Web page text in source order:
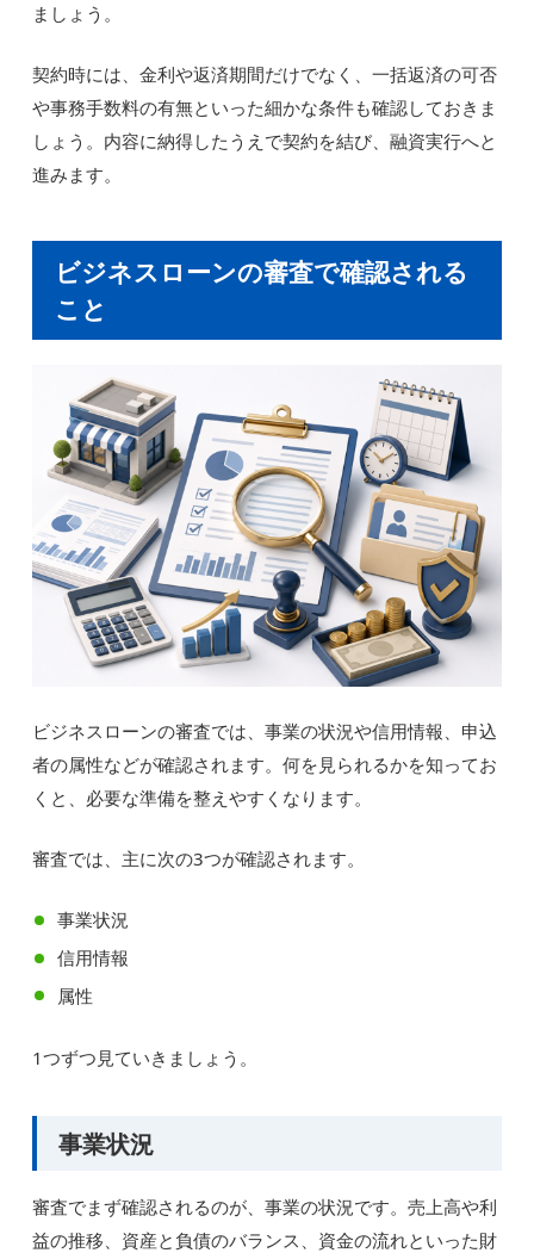
ましょう。
契約時には、金利や返済期間だけでなく、一括返済の可否
や事務手数料の有無といった細かな条件も確認しておきま
しょう。内容に納得したうえで契約を結び、融資実行へと
進みます。
ビジネスローンの審査で確認される
こと
ビジネスローンの審査では、事業の状況や信用情報、申込
者の属性などが確認されます。何を見られるかを知ってお
くと、必要な準備を整えやすくなります。
審査では、主に次の3つが確認されます。
事業状況
信用情報
属性
1つずつ見ていきましょう。
事業状況
審査でまず確認されるのが、事業の状況です。売上高や利
益の推移、資産と負債のバランス、資金の流れといった財